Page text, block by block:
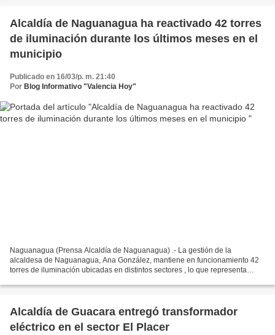
Alcaldía de Naguanagua ha reactivado 42 torres
de iluminación durante los últimos meses en el
municipio
Publicado en 16/03/p. m. 21:40
Por Blog Informativo "Valencia Hoy"
Naguanagua (Prensa Alcaldía de Naguanagua) .- La gestión de la
alcaldesa de Naguanagua, Ana González, mantiene en funcionamiento 42
torres de iluminación ubicadas en distintos sectores , lo que representa
Alcaldía de Guacara entregó transformador
eléctrico en el sector El Placer